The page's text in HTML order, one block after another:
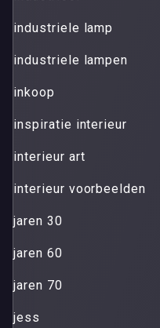
industriele lamp
industriele lampen
inkoop
inspiratie interieur
interieur art
interieur voorbeelden
jaren 30
jaren 60
jaren 70
jess